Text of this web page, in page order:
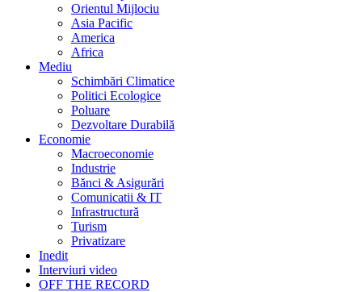
Orientul Mijlociu
Asia Pacific
America
Africa
Mediu
Schimbări Climatice
Politici Ecologice
Poluare
Dezvoltare Durabilă
Economie
Macroeconomie
Industrie
Bănci & Asigurări
Comunicatii & IT
Infrastructură
Turism
Privatizare
Inedit
Interviuri video
OFF THE RECORD